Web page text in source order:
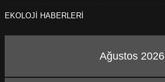
EKOLOJİ HABERLERİ
Ağustos 2026